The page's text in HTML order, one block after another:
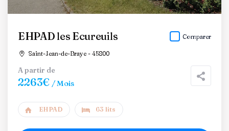
EHPAD les Ecureuils
Saint-Jean-de-Braye - 45800
Comparer
A partir de
2263€ / Mois
EHPAD 63 lits